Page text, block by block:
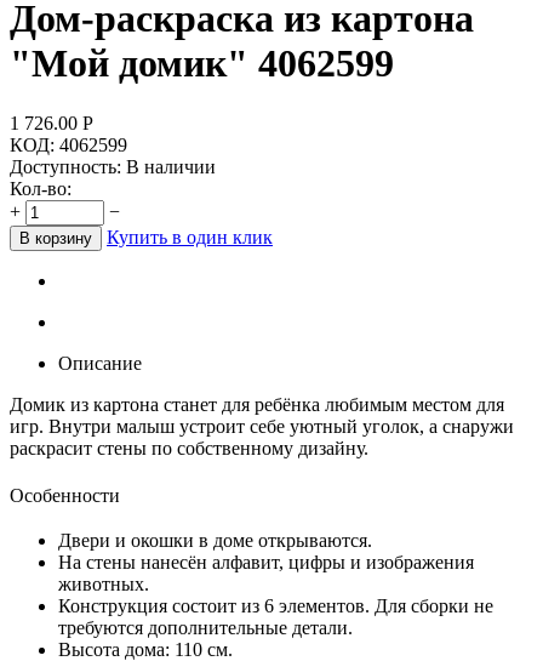
Дом-раскраска из картона
"Мой домик" 4062599
1 726.00 Р
КОД: 4062599
Доступность: В наличии
Кол-во:
+
−
В корзину Купить в один клик
Описание
Домик из картона станет для ребёнка любимым местом для
игр. Внутри малыш устроит себе уютный уголок, а снаружи
раскрасит стены по собственному дизайну.
Особенности
Двери и окошки в доме открываются.
На стены нанесён алфавит, цифры и изображения
животных.
Конструкция состоит из 6 элементов. Для сборки не
требуются дополнительные детали.
Высота дома: 110 см.